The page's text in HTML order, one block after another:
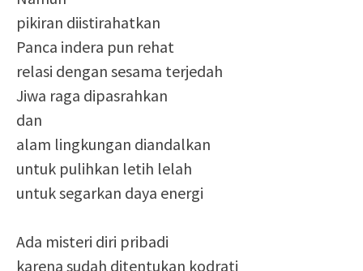
pikiran diistirahatkan
Panca indera pun rehat
relasi dengan sesama terjedah
Jiwa raga dipasrahkan
dan
alam lingkungan diandalkan
untuk pulihkan letih lelah
untuk segarkan daya energi
Ada misteri diri pribadi
karena sudah ditentukan kodrati